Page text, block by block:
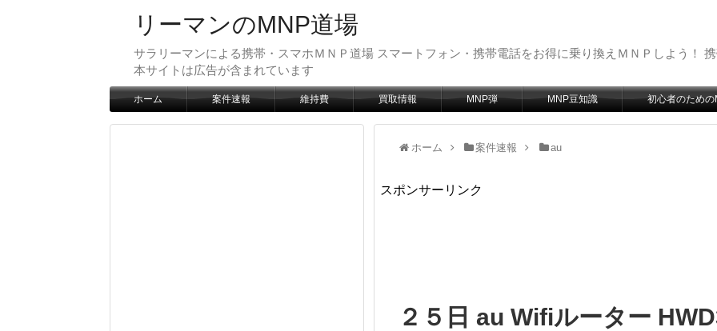
リーマンのMNP道場
サラリーマンによる携帯・スマホＭＮＰ道場 スマートフォン・携帯電話をお得に乗り換えＭＮＰしよう！
本サイトは広告が含まれています
ホーム 案件速報 維持費 買取情報 MNP弾 MNP豆知識 初心者のための
ホーム 案件速報 au
スポンサーリンク
２５日 au Wifiルーター